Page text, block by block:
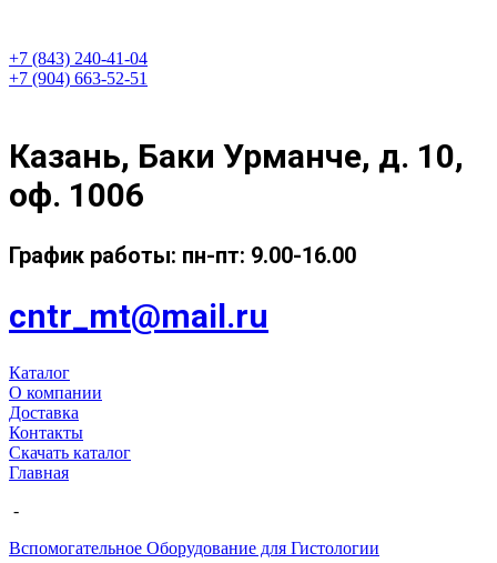
+7 (843) 240-41-04
+7 (904) 663-52-51
Казань, Баки Урманче, д. 10,
оф. 1006
График работы: пн-пт: 9.00-16.00
cntr_mt@mail.ru
Каталог
О компании
Доставка
Контакты
Скачать каталог
Главная
-
Вспомогательное Оборудование для Гистологии